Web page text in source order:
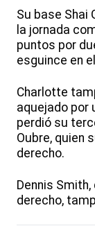
Su base Shai
la jornada
puntos por
esguince en
Charlotte
aquejado por
perdió su
Oubre, quien
derecho.
Dennis
derecho,